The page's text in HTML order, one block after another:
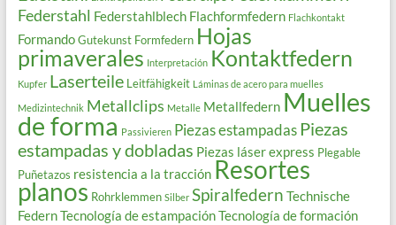
Federstahl Federstahlblech Flachformfedern Flachkontakt
Formando Gutekunst Formfedern Hojas
primaverales Interpretación Kontaktfedern
Kupfer Laserteile Leitfähigkeit Láminas de acero para muelles
Medizintechnik Metallclips Metalle Metallfedern Muelles
de forma Passivieren Piezas estampadas Piezas
estampadas y dobladas Piezas láser express Plegable
Puñetazos resistencia a la tracción Resortes
planos Rohrklemmen Silber Spiralfedern Technische
FedernTecnología de estampaciónTecnología de formación